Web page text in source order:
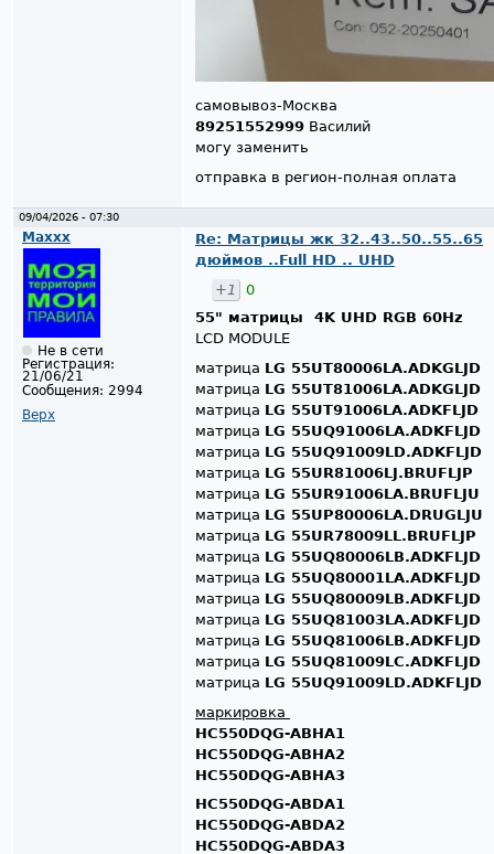
самовывоз-Москва
89251552999 Василий
могу заменить
отправка в регион-полная оплата
09/04/2026 - 07:30
Maxxx
Не в сети
Регистрация:
21/06/21
Сообщения: 2994
Верх
Re: Матрицы жк 32..43..50..55..65
дюймов ..Full HD .. UHD
+1
0
55" матрицы 4K UHD RGB 60Hz
LCD MODULE
матрица LG 55UT80006LA.ADKGLJD
матрица LG 55UT81006LA.ADKGLJD
матрица LG 55UT91006LA.ADKFLJD
матрица LG 55UQ91006LA.ADKFLJD
матрица LG 55UQ91009LD.ADKFLJD
матрица LG 55UR81006LJ.BRUFLJP
матрица LG 55UR91006LA.BRUFLJU
матрица LG 55UP80006LA.DRUGLJU
матрица LG 55UR78009LL.BRUFLJP
матрица LG 55UQ80006LB.ADKFLJD
матрица LG 55UQ80001LA.ADKFLJD
матрица LG 55UQ80009LB.ADKFLJD
матрица LG 55UQ81003LA.ADKFLJD
матрица LG 55UQ81006LB.ADKFLJD
матрица LG 55UQ81009LC.ADKFLJD
матрица LG 55UQ91009LD.ADKFLJD
маркировка
HC550DQG-ABHA1
HC550DQG-ABHA2
HC550DQG-ABHA3
HC550DQG-ABDA1
HC550DQG-ABDA2
HC550DQG-ABDA3